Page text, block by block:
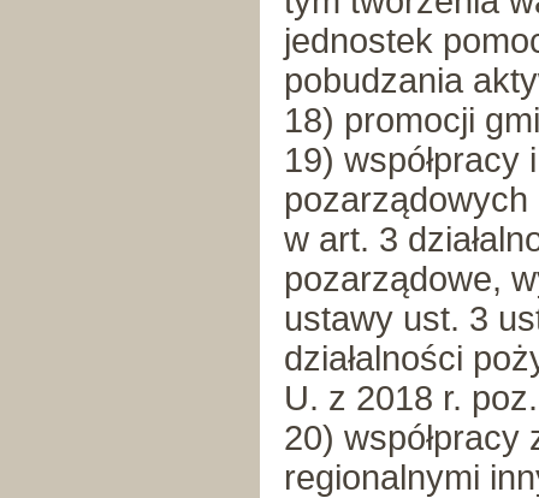
jednostek
pobudzania
18) promocji
19) współpracy
w art. 3
pozarządowe,
ustawy ust. 3
działalności
U. z 2018 r.
20) współpracy
regionalnymi